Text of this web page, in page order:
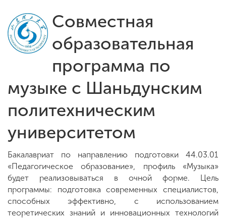
Совместная
образовательная
программа по
музыке с Шаньдунским
политехническим
университетом
Бакалавриат по направлению подготовки 44.03.01
«Педагогическое образование», профиль «Музыка»
будет реализовываться в очной форме. Цель
программы: подготовка современных специалистов,
способных эффективно, с использованием
теоретических знаний и инновационных технологий